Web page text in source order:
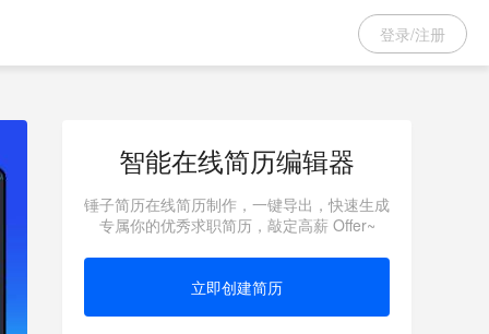
登录/注册
智能在线简历编辑器
锤子简历在线简历制作，一键导出，快速生成
专属你的优秀求职简历，敲定高薪 Offer~
立即创建简历